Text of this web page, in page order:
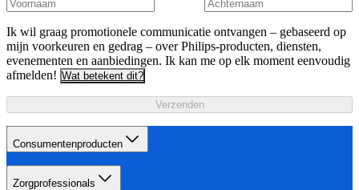
Ik wil graag promotionele communicatie ontvangen – gebaseerd op
mijn voorkeuren en gedrag – over Philips-producten, diensten,
evenementen en aanbiedingen. Ik kan me op elk moment eenvoudig
afmelden! Wat betekent dit?
Verzenden
Consumentenproducten
Zorgprofessionals